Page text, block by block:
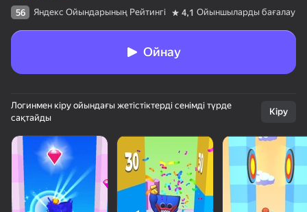
50+ үздік ойындар,
оларды ойнайтын
тіпті «ойнамайды»
Қарау
56 Яндекс Ойындарының Рейтингі 4,1 Ойыншыларды бағалау
Ойнау
Логинмен кіру ойындағы жетістіктерді сенімді түрде
сақтайды
Кіру